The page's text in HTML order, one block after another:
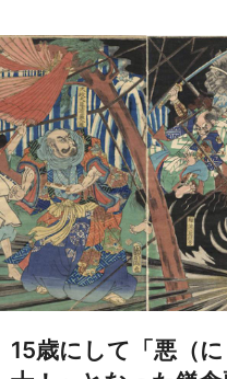
15歳にして「悪（